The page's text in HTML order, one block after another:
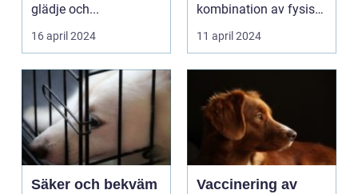
glädje och...
16 april 2024
kombination av fysisk
aktivitet, mentalt fo...
11 april 2024
Säker och bekväm
Vaccinering av